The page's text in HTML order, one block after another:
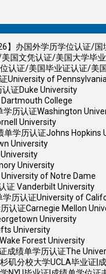
】办国外学历学位认证/
国文凭认证/美国大学毕
认证/美国毕业证认证/美
University of Pennsylvania
证Duke University
College
历认证Washington
University
学历认证Johns Hopkins
University
University
of Notre Dame
证 Vanderbilt University
历认证University of
认证Carnegie Mellon
University
University
Forest University
成绩单学历认证The
矶分校大学UCLA毕业证|